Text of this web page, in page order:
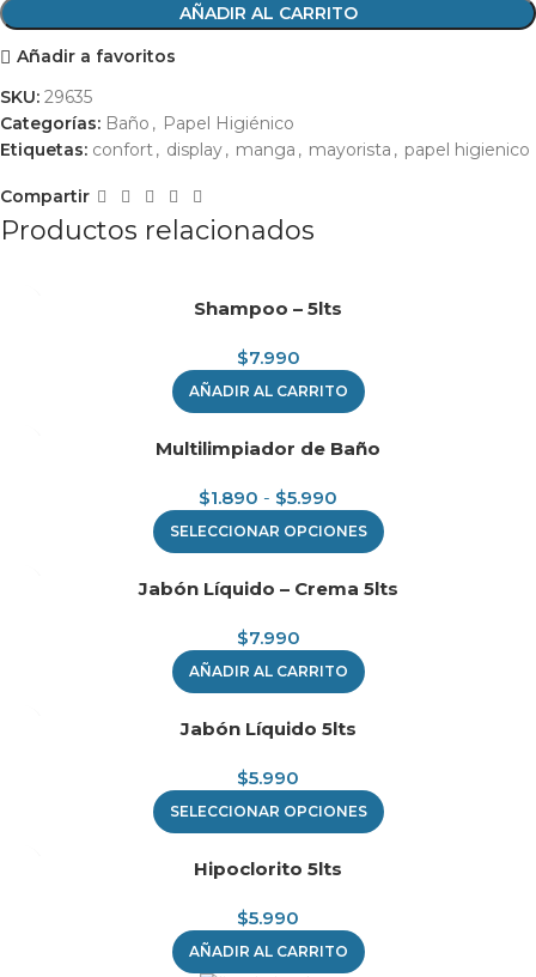
AÑADIR AL CARRITO
Añadir a favoritos
SKU: 29635
Categorías: Baño , Papel Higiénico
Etiquetas: confort, display, manga , mayorista , papel higienico
Compartir
Productos relacionados
Shampoo – 5lts
$7.990
AÑADIR AL CARRITO
Multilimpiador de Baño
$1.890 - $5.990
SELECCIONAR OPCIONES
Jabón Líquido – Crema 5lts
$7.990
AÑADIR AL CARRITO
Jabón Líquido 5lts
$5.990
SELECCIONAR OPCIONES
Hipoclorito 5lts
$5.990
AÑADIR AL CARRITO